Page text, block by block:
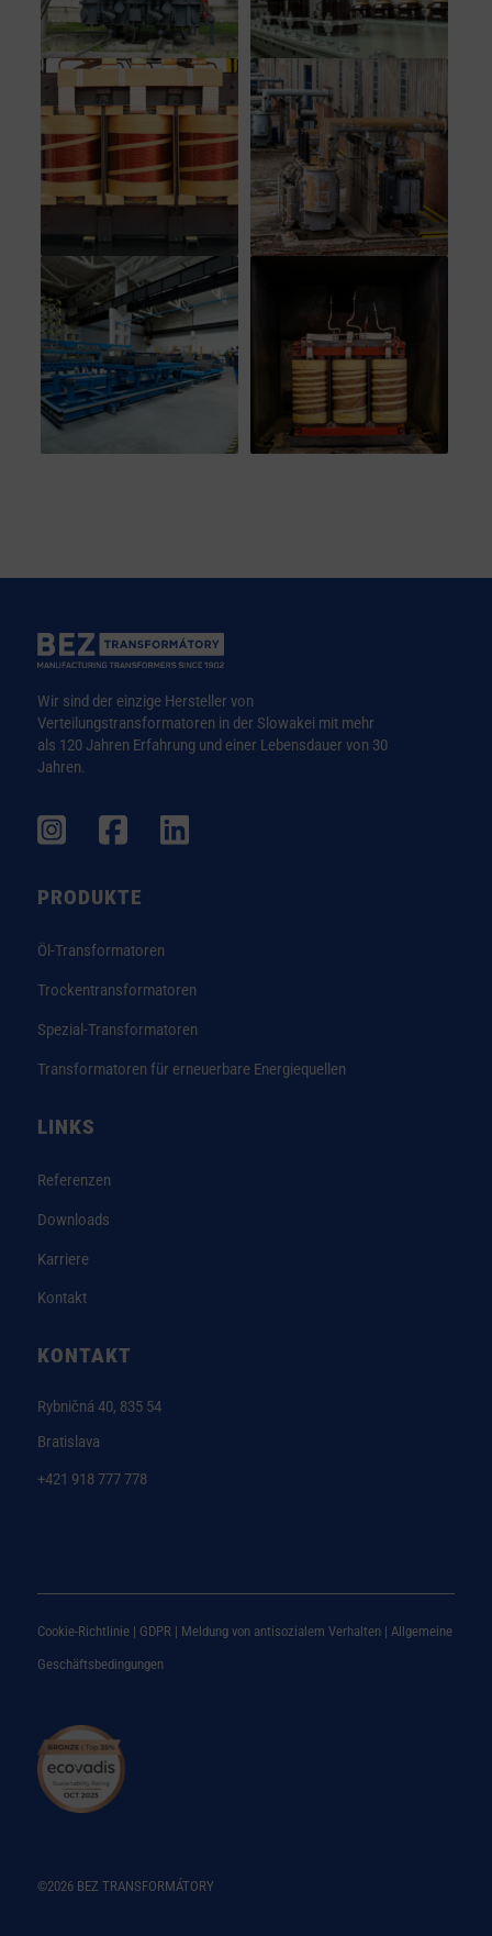
Wir sind der einzige Hersteller von
Verteilungstransformatoren in der Slowakei mit mehr
als 120 Jahren Erfahrung und einer Lebensdauer von 30
Jahren.
PRODUKTE
Öl-Transformatoren
Trockentransformatoren
Spezial-Transformatoren
Transformatoren für erneuerbare Energiequellen
LINKS
Referenzen
Downloads
Karriere
Kontakt
KONTAKT
Rybničná 40, 835 54
Bratislava
+421 918 777 778
Cookie-Richtlinie| GDPR| Meldung von antisozialem Verhalten| Allgemeine
Geschäftsbedingungen
©2026 BEZ TRANSFORMÁTORY